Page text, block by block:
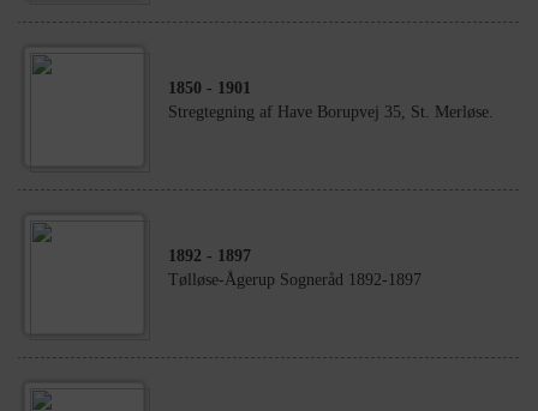
1850 - 1901
Stregtegning af Have Borupvej 35, St. Merløse.
1892 - 1897
Tølløse-Ågerup Sogneråd 1892-1897